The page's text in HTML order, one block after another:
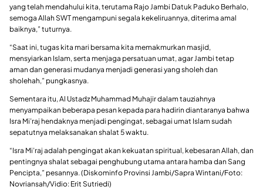
yang telah mendahului kita, terutama Rajo Jambi Datuk Paduko Berhalo,
semoga Allah SWT mengampuni segala kekeliruannya, diterima amal
baiknya,” tuturnya.
“Saat ini, tugas kita mari bersama kita memakmurkan masjid,
mensyiarkan Islam, serta menjaga persatuan umat, agar Jambi tetap
aman dan generasi mudanya menjadi generasi yang sholeh dan
sholehah,” pungkasnya.
Sementara itu, Al Ustadz Muhammad Muhajir dalam tauziahnya
menyampaikan beberapa pesan kepada para hadirin diantaranya bahwa
Isra Mi’raj hendaknya menjadi pengingat, sebagai umat Islam sudah
sepatutnya melaksanakan shalat 5 waktu.
“Isra Mi’raj adalah pengingat akan kekuatan spiritual, kebesaran Allah, dan
pentingnya shalat sebagai penghubung utama antara hamba dan Sang
Pencipta,” pesannya. (Diskominfo Provinsi Jambi/Sapra Wintani/Foto:
Novriansah/Vidio: Erit Sutriedi)